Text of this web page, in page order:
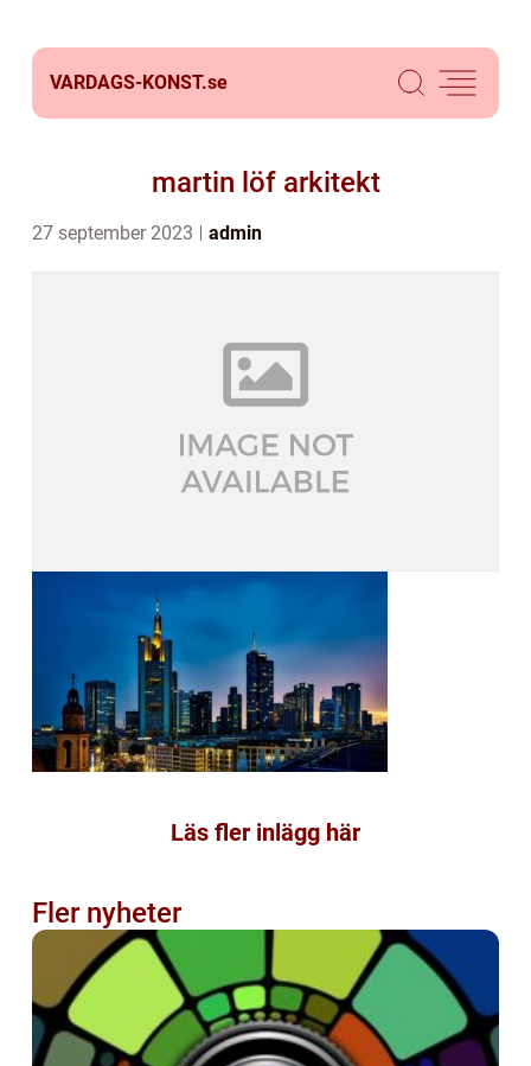
VARDAGS-KONST.se
martin löf arkitekt
27 september 2023 admin
Läs fler inlägg här
Fler nyheter